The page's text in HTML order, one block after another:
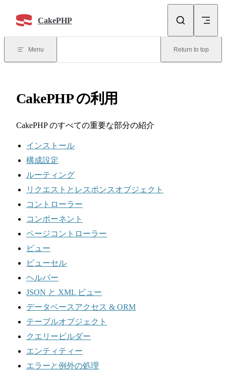
CakePHP
Menu Return to top
CakePHP の利用
CakePHP のすべての重要な部分の紹介
インストール
構成設定
ルーティング
リクエストとレスポンスオブジェクト
コントローラー
コンポーネント
ページコントローラー
ビュー
ビューセル
ヘルパー
JSON と XML ビュー
データベースアクセス & ORM
テーブルオブジェクト
クエリービルダー
エンティティー
エラーと例外の処理